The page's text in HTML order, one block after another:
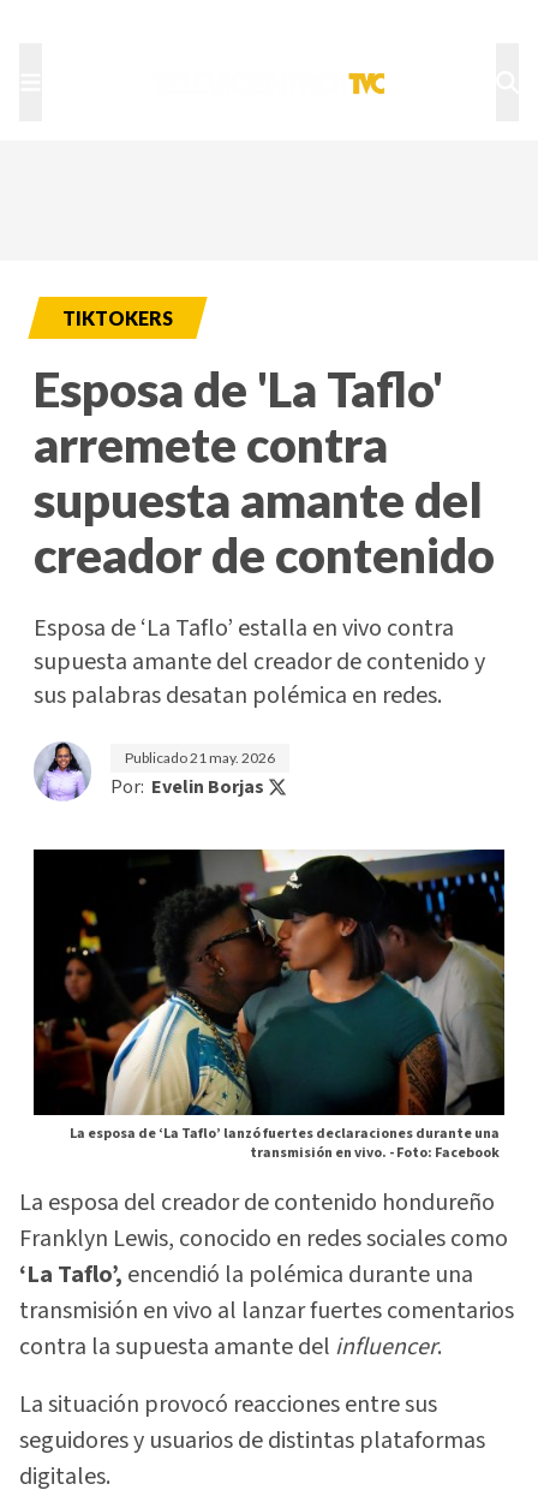
TIKTOKERS
Esposa de 'La Taflo'
arremete contra
supuesta amante del
creador de contenido
Esposa de ‘La Taflo’ estalla en vivo contra
supuesta amante del creador de contenido y
sus palabras desatan polémica en redes.
Publicado21 may. 2026
Por: Evelin Borjas
La esposa de ‘La Taflo’ lanzó fuertes declaraciones durante una
transmisión en vivo. -Foto: Facebook
La esposa del creador de contenido hondureño
Franklyn Lewis, conocido en redes sociales como
‘La Taflo’, encendió la polémica durante una
transmisión en vivo al lanzar fuertes comentarios
contra la supuesta amante del influencer.
La situación provocó reacciones entre sus
seguidores y usuarios de distintas plataformas
digitales.